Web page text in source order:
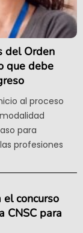
del Orden
que debe
al proceso
para
profesiones
el concurso
CNSC para